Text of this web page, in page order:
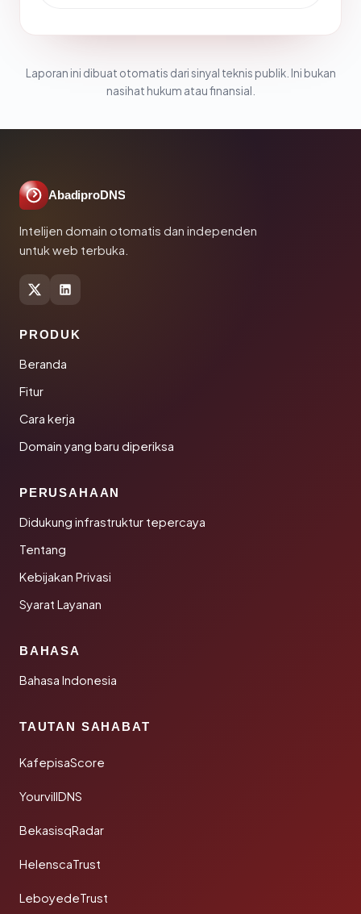
Laporan ini dibuat otomatis dari sinyal teknis publik. Ini bukan
nasihat hukum atau finansial.
AbadiproDNS
Intelijen domain otomatis dan independen
untuk web terbuka.
PRODUK
Beranda
Fitur
Cara kerja
Domain yang baru diperiksa
PERUSAHAAN
Didukung infrastruktur tepercaya
Tentang
Kebijakan Privasi
Syarat Layanan
BAHASA
Bahasa Indonesia
TAUTAN SAHABAT
KafepisaScore
YourvillDNS
BekasisqRadar
HelenscaTrust
LeboyedeTrust